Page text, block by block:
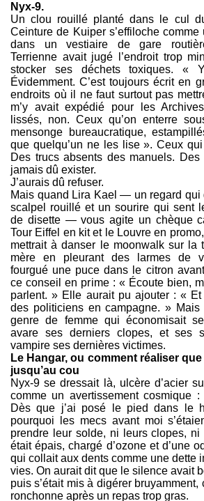
Nyx-9.
Un clou rouillé planté dans le cul
Ceinture de Kuiper s’effiloche
dans un vestiaire de gare
Terrienne avait jugé l’endroit trop
stocker ses déchets toxiques. «
Évidemment. C’est toujours écrit en
endroits où il ne faut surtout pas
m’y avait expédié pour les
lissés, non. Ceux qu’on enterre
mensonge bureaucratique,
que quelqu’un ne les lise ». Ceux
Des trucs absents des manuels. Des
jamais dû exister.
J’aurais dû refuser.
Mais quand Lira Kael — un regard qui
scalpel rouillé et un sourire qui sent
de disette — vous agite un chèque
Tour Eiffel en kit et le Louvre en
mettrait à danser le moonwalk sur la
mère en pleurant des larmes de
fourgué une puce dans le citron
ce conseil en prime : « Écoute bien,
parlent. » Elle aurait pu ajouter : «
des politiciens en campagne. » Mais
genre de femme qui économisait
avare ses derniers clopes, et ses
vampire ses dernières victimes.
Le Hangar, ou comment réaliser
jusqu’au cou
Nyx-9 se dressait là, ulcère d’acier
comme un avertissement cosmique
Dès que j’ai posé le pied dans le
pourquoi les mecs avant moi
prendre leur solde, ni leurs clopes, ni
était épais, chargé d’ozone et d’une
qui collait aux dents comme une dette
vies. On aurait dit que le silence avait
puis s’était mis à digérer
ronchonne après un repas trop gras.